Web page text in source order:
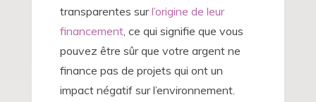
transparentes surl’origine de leur
financement, ce qui signifie que vous
pouvez être sûr que votre argent ne
finance pas de projets qui ont un
impact négatif sur l’environnement.